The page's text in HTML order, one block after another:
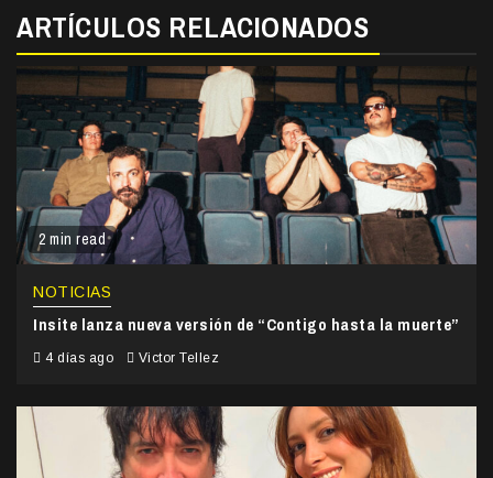
ARTÍCULOS RELACIONADOS
2 min read
NOTICIAS
Insite lanza nueva versión de “Contigo hasta la muerte”
4 días ago Victor Tellez